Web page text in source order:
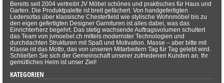
Bereits seit 2004 vertreibt JV Möbel schönes und praktisches für Haus und
Garten. Die Produktpalette ist breit gefächert. Von handgefertigten
Ledersofas über klassische Chesterfield wie stylische Wohnmöbel bis zu
den eigen gefertigten Designer Garnituren ist alles dabei, was das
Einrichterherz begehrt. Das stetig wachsende Auftragsvolumen schultert
das Team von jvmoebel.ch mittels modernster Technologien und
durchdachten Strukturen mit Spaß und Motivation. Masse – aber bitte mit
Klasse ist das Motto, das von unseren Mitarbeitern Tag für Tag gelebt wird.
Schließen Sie sich der Gemeinschaft unserer zufriedenen Kunden an. Ihr
gemütliches Heim ist unser Ziel!
KATEGORIEN